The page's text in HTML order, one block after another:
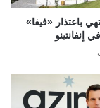
باعتذار «فيفا»
إنفانتينو